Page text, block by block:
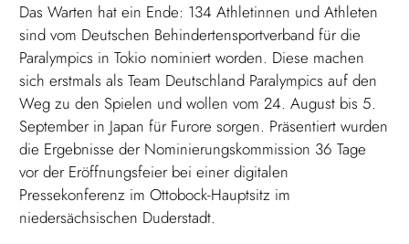
Das Warten hat ein Ende: 134 Athletinnen und Athleten
sind vom Deutschen Behindertensportverband für die
Paralympics in Tokio nominiert worden. Diese machen
sich erstmals als Team Deutschland Paralympics auf den
Weg zu den Spielen und wollen vom 24. August bis 5.
September in Japan für Furore sorgen. Präsentiert wurden
die Ergebnisse der Nominierungskommission 36 Tage
vor der Eröffnungsfeier bei einer digitalen
Pressekonferenz im Ottobock-Hauptsitz im
niedersächsischen Duderstadt.